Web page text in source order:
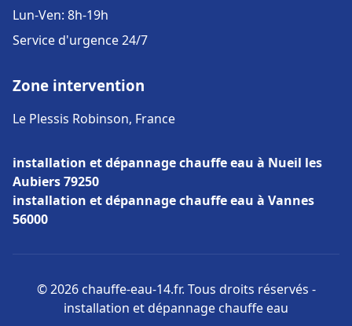
Lun-Ven: 8h-19h
Service d'urgence 24/7
Zone intervention
Le Plessis Robinson, France
installation et dépannage chauffe eau à Nueil les
Aubiers 79250
installation et dépannage chauffe eau à Vannes
56000
© 2026 chauffe-eau-14.fr. Tous droits réservés -
installation et dépannage chauffe eau